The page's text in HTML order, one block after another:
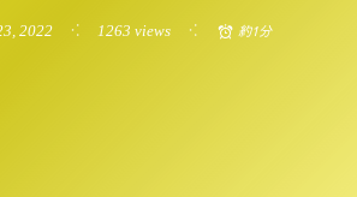
,2022 1263 views 約1分